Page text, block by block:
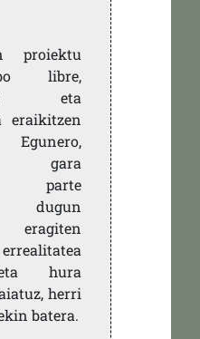
proiektu
libre,
eta
eraikitzen
gara
parte
dugun
eragiten
hura
herri
batera.